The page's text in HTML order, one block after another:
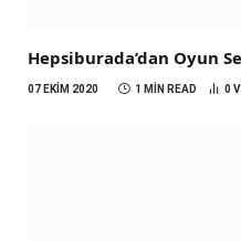
Hepsiburada’dan Oyun
07 EKIM 2020 1 MIN READ 0